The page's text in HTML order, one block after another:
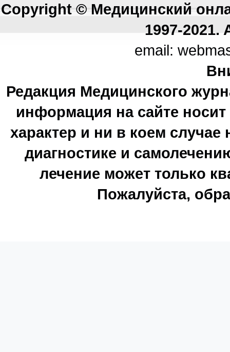
Copyright © Медицинский
1997-2021.
email:
Редакция Медицинского
информация на сайте
характер и ни в коем
диагностике и
лечение может только
Пожалуйста,